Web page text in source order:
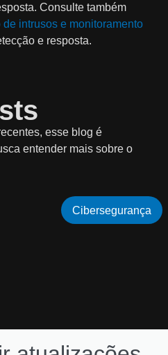
Consulte também
de intrusos e monitoramento
e resposta.
esse blog é
entender mais sobre o
Cibersegurança